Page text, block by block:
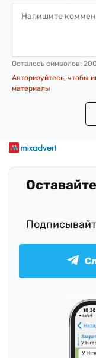
Осталось символов:
Авторизуйтесь, чтобы
материалы